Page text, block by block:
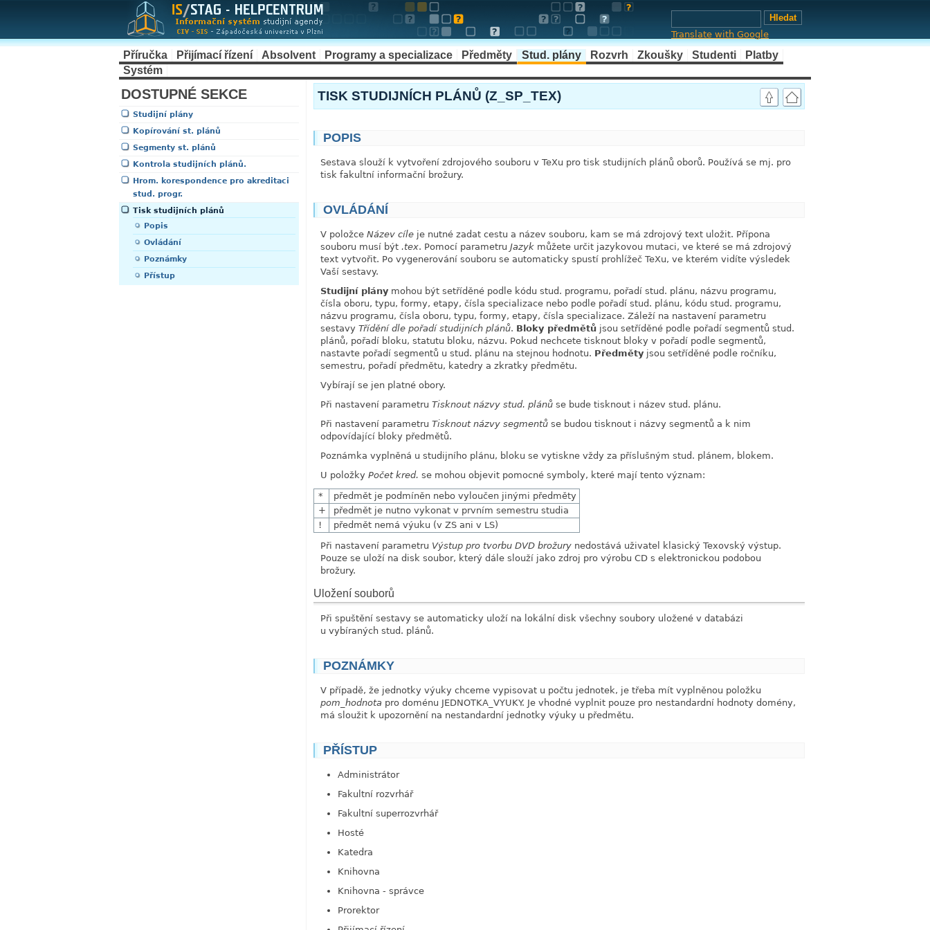
Translate with Google
Příručka Přijímací řízení Absolvent Programy a specializace Předměty Stud. plány Rozvrh Zkoušky Studenti
Platby
Systém
DOSTUPNÉ SEKCE
Studijní plány
Kopírování st. plánů
Segmenty st. plánů
Kontrola studijních plánů.
Hrom. korespondence pro akreditaci
stud. progr.
Tisk studijních plánů
Popis
Ovládání
Poznámky
Přístup
TISK STUDIJNÍCH PLÁNŮ (Z_SP_TEX)
POPIS
Sestava slouží k vytvoření zdrojového souboru v TeXu pro tisk studijních plánů oborů. Používá se mj. pro
tisk fakultní informační brožury.
OVLÁDÁNÍ
V položce Název cíle je nutné zadat cestu a název souboru, kam se má zdrojový text uložit. Přípona
souboru musí být .tex. Pomocí parametru Jazyk můžete určit jazykovou mutaci, ve které se má zdrojový
text vytvořit. Po vygenerování souboru se automaticky spustí prohlížeč TeXu, ve kterém vidíte výsledek
Vaší sestavy.
Studijní plány mohou být setříděné podle kódu stud. programu, pořadí stud. plánu, názvu programu,
čísla oboru, typu, formy, etapy, čísla specializace nebo podle pořadí stud. plánu, kódu stud. programu,
názvu programu, čísla oboru, typu, formy, etapy, čísla specializace. Záleží na nastavení parametru
sestavy Třídění dle pořadí studijních plánů. Bloky předmětů jsou setříděné podle pořadí segmentů stud.
plánů, pořadí bloku, statutu bloku, názvu. Pokud nechcete tisknout bloky v pořadí podle segmentů,
nastavte pořadí segmentů u stud. plánu na stejnou hodnotu. Předměty jsou setříděné podle ročníku,
semestru, pořadí předmětu, katedry a zkratky předmětu.
Vybírají se jen platné obory.
Při nastavení parametru Tisknout názvy stud. plánů se bude tisknout i název stud. plánu.
Při nastavení parametru Tisknout názvy segmentů se budou tisknout i názvy segmentů a k nim
odpovídající bloky předmětů.
Poznámka vyplněná u studijního plánu, bloku se vytiskne vždy za příslušným stud. plánem, blokem.
U položky Počet kred. se mohou objevit pomocné symboly, které mají tento význam:
*
předmět je podmíněn nebo vyloučen jinými předměty
+
předmět je nutno vykonat v prvním semestru studia
!
předmět nemá výuku (v ZS ani v LS)
Při nastavení parametru Výstup pro tvorbu DVD brožury nedostává uživatel klasický Texovský výstup.
Pouze se uloží na disk soubor, který dále slouží jako zdroj pro výrobu CD s elektronickou podobou
brožury.
Uložení souborů
Při spuštění sestavy se automaticky uloží na lokální disk všechny soubory uložené v databázi
u vybíraných stud. plánů.
POZNÁMKY
V případě, že jednotky výuky chceme vypisovat u počtu jednotek, je třeba mít vyplněnou položku
pom_hodnota pro doménu JEDNOTKA_VYUKY. Je vhodné vyplnit pouze pro nestandardní hodnoty domény,
má sloužit k upozornění na nestandardní jednotky výuky u předmětu.
PŘÍSTUP
Administrátor
Fakultní rozvrhář
Fakultní superrozvrhář
Hosté
Katedra
Knihovna
Knihovna - správce
Prorektor